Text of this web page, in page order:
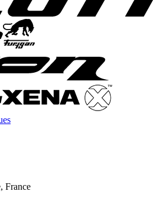
France